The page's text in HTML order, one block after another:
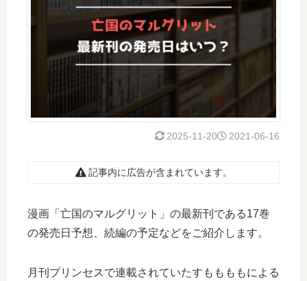
2021-06-16
2025-11-20
記事内に広告が含まれています。
漫画「亡国のマルグリット」の最新刊である17巻
の発売日予想、続編の予定などをご紹介します。
月刊プリンセスで連載されていたすももももによる